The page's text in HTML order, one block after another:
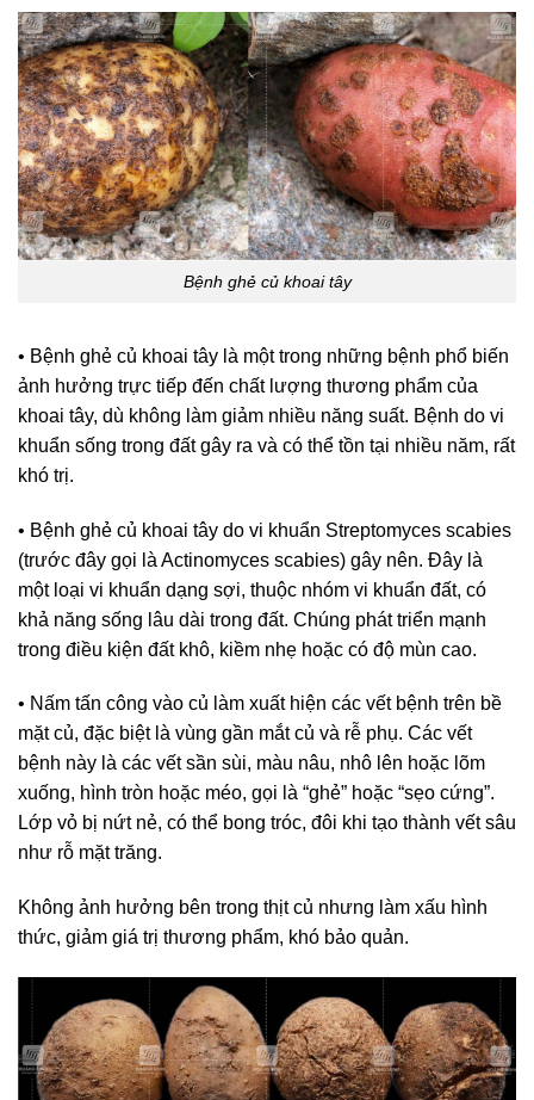
Bệnh ghẻ củ khoai tây
• Bệnh ghẻ củ khoai tây là một trong những bệnh phổ biến
ảnh hưởng trực tiếp đến chất lượng thương phẩm của
khoai tây, dù không làm giảm nhiều năng suất. Bệnh do vi
khuẩn sống trong đất gây ra và có thể tồn tại nhiều năm, rất
khó trị.
• Bệnh ghẻ củ khoai tây do vi khuẩn Streptomyces scabies
(trước đây gọi là Actinomyces scabies) gây nên. Đây là
một loại vi khuẩn dạng sợi, thuộc nhóm vi khuẩn đất, có
khả năng sống lâu dài trong đất. Chúng phát triển mạnh
trong điều kiện đất khô, kiềm nhẹ hoặc có độ mùn cao.
• Nấm tấn công vào củ làm xuất hiện các vết bệnh trên bề
mặt củ, đặc biệt là vùng gần mắt củ và rễ phụ. Các vết
bệnh này là các vết sần sùi, màu nâu, nhô lên hoặc lõm
xuống, hình tròn hoặc méo, gọi là “ghẻ” hoặc “sẹo cứng”.
Lớp vỏ bị nứt nẻ, có thể bong tróc, đôi khi tạo thành vết sâu
như rỗ mặt trăng.
Không ảnh hưởng bên trong thịt củ nhưng làm xấu hình
thức, giảm giá trị thương phẩm, khó bảo quản.